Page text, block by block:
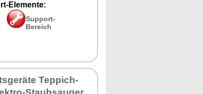
Elemente:
Support-
Bereich
Teppich-